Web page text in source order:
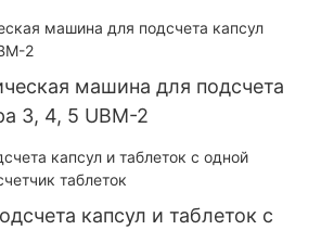
машина для наполнения и
порошковых гранул, твердых
Njp-3800D
машина для подсчета
3, 4, 5 UBM-2
капсул и таблеток с